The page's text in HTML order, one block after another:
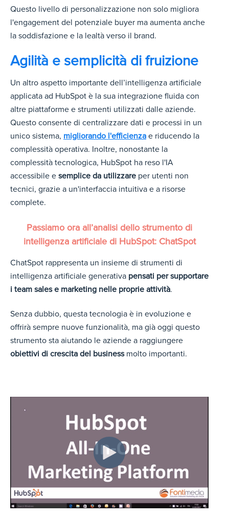
Questo livello di personalizzazione non solo migliora
l'engagement del potenziale buyer ma aumenta anche
la soddisfazione e la lealtà verso il brand.
Agilità e semplicità di fruizione
Un altro aspetto importante dell’intelligenza artificiale
applicata ad HubSpot è la sua integrazione fluida con
altre piattaforme e strumenti utilizzati dalle aziende.
Questo consente di centralizzare dati e processi in un
unico sistema, migliorando l'efficienza e riducendo la
complessità operativa. Inoltre, nonostante la
complessità tecnologica, HubSpot ha reso l'IA
accessibile e semplice da utilizzare per utenti non
tecnici, grazie a un'interfaccia intuitiva e a risorse
complete.
Passiamo ora all’analisi dello strumento di
intelligenza artificiale di HubSpot: ChatSpot
ChatSpot rappresenta un insieme di strumenti di
intelligenza artificiale generativa pensati per supportare
i team sales e marketing nelle proprie attività.
Senza dubbio, questa tecnologia è in evoluzione e
offrirà sempre nuove funzionalità, ma già oggi questo
strumento sta aiutando le aziende a raggiungere
obiettivi di crescita del business molto importanti.